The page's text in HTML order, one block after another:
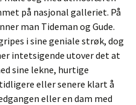
på nasjonal galleriet. På
man Tideman og Gude.
i sine geniale strøk, dog
intetsigende utover det at
sine lekne, hurtige
eller senere klart å
eller en dam med